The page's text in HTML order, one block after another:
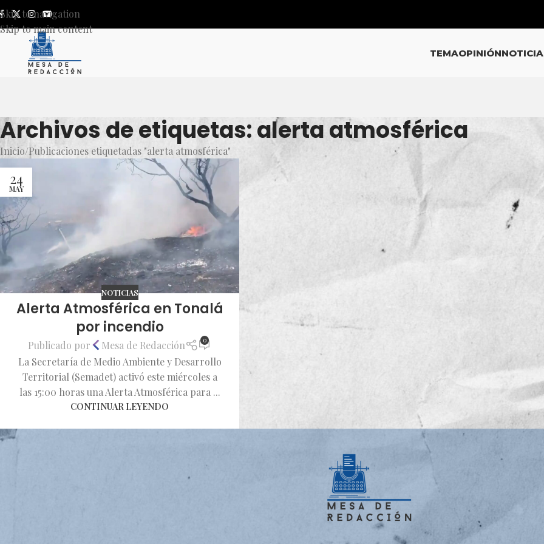
Skip to navigation
Skip to main content
TEMAOPINIÓN
Archivos de etiquetas: alerta atmosférica
Inicio Publicaciones etiquetadas "alerta atmosférica"
24
MAY
NOTICIAS
Alerta Atmosférica en Tonalá
por incendio
Publicado por Mesa de Redacción 0
La Secretaría de Medio Ambiente y Desarrollo
Territorial (Semadet) activó este miércoles a
las 15:00 horas una Alerta Atmosférica para ...
CONTINUAR LEYENDO